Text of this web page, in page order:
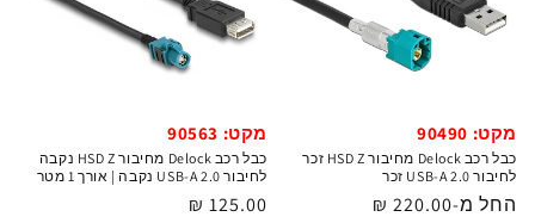
מקט: 90490
כבל רכב Delock מחיבור HSD Z זכר
לחיבור USB-A 2.0 זכר
מחיר
החל מ-220.00 ₪
מקט: 90563
כבל רכב Delock מחיבור HSD Z נקבה
לחיבור USB-A 2.0 נקבה | אורך 1 מטר
מחיר
125.00 ₪